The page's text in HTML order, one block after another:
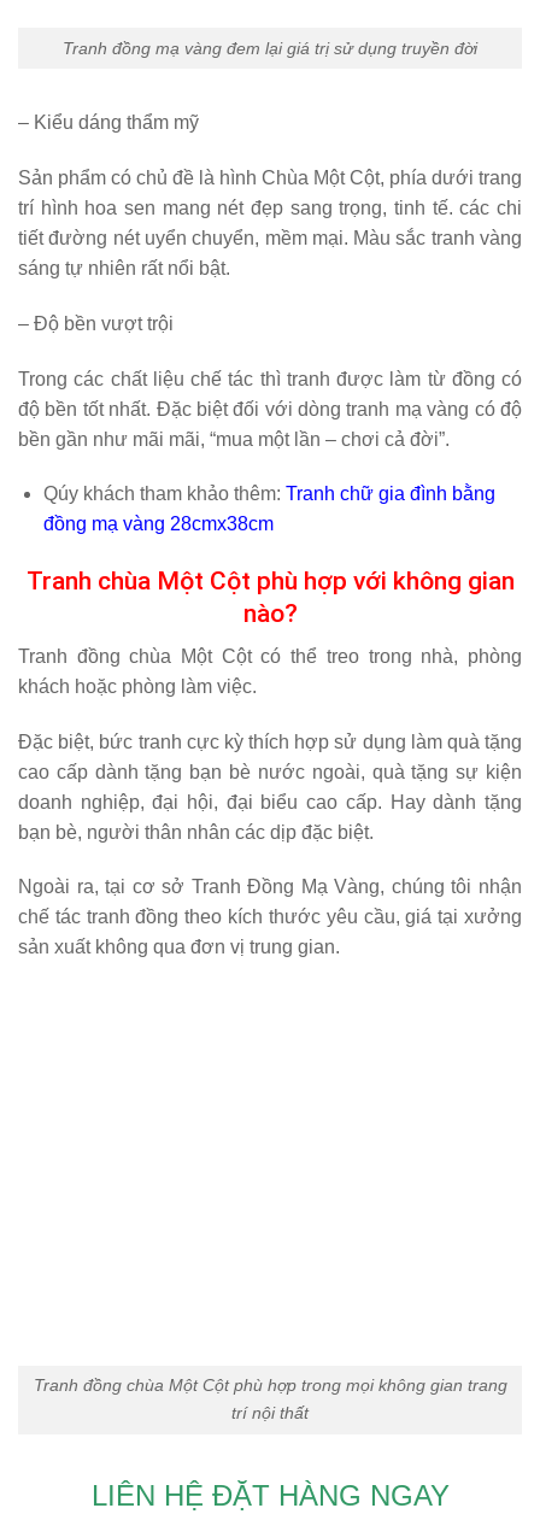
Tranh đồng mạ vàng đem lại giá trị sử dụng truyền đời
– Kiểu dáng thẩm mỹ
Sản phẩm có chủ đề là hình Chùa Một Cột, phía dưới trang
trí hình hoa sen mang nét đẹp sang trọng, tinh tế. các chi
tiết đường nét uyển chuyển, mềm mại. Màu sắc tranh vàng
sáng tự nhiên rất nổi bật.
– Độ bền vượt trội
Trong các chất liệu chế tác thì tranh được làm từ đồng có
độ bền tốt nhất. Đặc biệt đối với dòng tranh mạ vàng có độ
bền gần như mãi mãi, “mua một lần – chơi cả đời”.
Qúy khách tham khảo thêm: Tranh chữ gia đình bằng
đồng mạ vàng 28cmx38cm
Tranh chùa Một Cột phù hợp với không gian
nào?
Tranh đồng chùa Một Cột có thể treo trong nhà, phòng
khách hoặc phòng làm việc.
Đặc biệt, bức tranh cực kỳ thích hợp sử dụng làm quà tặng
cao cấp dành tặng bạn bè nước ngoài, quà tặng sự kiện
doanh nghiệp, đại hội, đại biểu cao cấp. Hay dành tặng
bạn bè, người thân nhân các dịp đặc biệt.
Ngoài ra, tại cơ sở Tranh Đồng Mạ Vàng, chúng tôi nhận
chế tác tranh đồng theo kích thước yêu cầu, giá tại xưởng
sản xuất không qua đơn vị trung gian.
Tranh đồng chùa Một Cột phù hợp trong mọi không gian trang
trí nội thất
LIÊN HỆ ĐẶT HÀNG NGAY